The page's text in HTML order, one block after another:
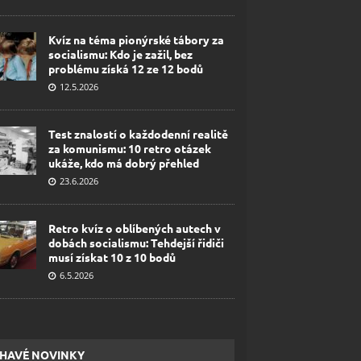
Kvíz na téma pionýrské tábory za
socialismu: Kdo je zažil, bez
problému získá 12 ze 12 bodů
12.5.2026
Test znalostí o každodenní realitě
za komunismu: 10 retro otázek
ukáže, kdo má dobrý přehled
23.6.2026
Retro kvíz o oblíbených autech v
dobách socialismu: Tehdejší řidiči
musí získat 10 z 10 bodů
6.5.2026
NOVINKY